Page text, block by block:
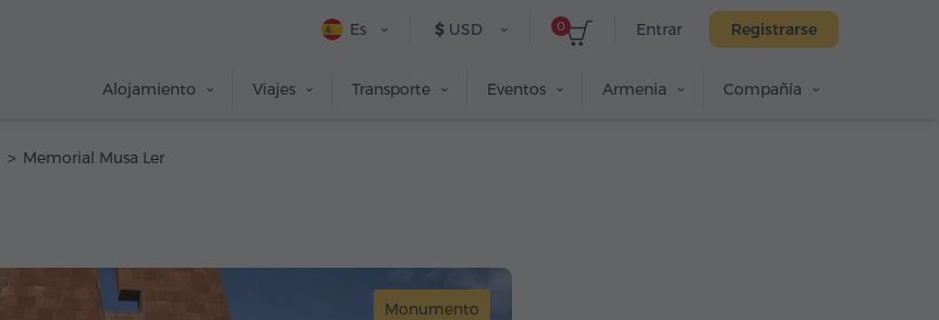
Entrar Registrarse
0
$ USD
Es
Alojamiento Viajes Transporte Eventos Armenia Compañía
Memorial Musa Ler
Monumento